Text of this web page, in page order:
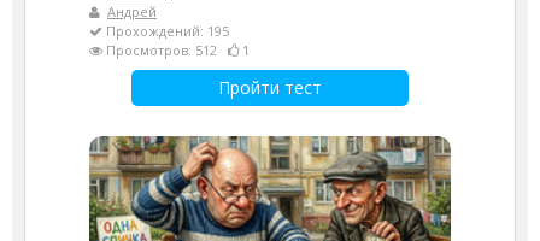
Андрей
Прохождений: 195
Просмотров: 512
1
Пройти тест